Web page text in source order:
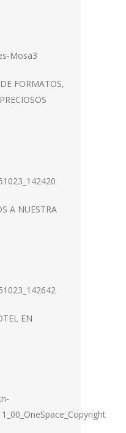
FORMATOS,
A NUESTRA
EN